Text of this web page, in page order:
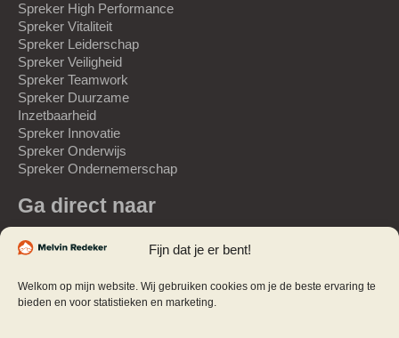
Fijn dat je er bent!
Welkom op mijn website. Wij gebruiken cookies om je de beste ervaring te
bieden en voor statistieken en marketing.
Spreker High Performance
Spreker Vitaliteit
Spreker Leiderschap
Spreker Veiligheid
Spreker Teamwork
Spreker Duurzame
Inzetbaarheid
Spreker Innovatie
Spreker Onderwijs
Spreker Ondernemerschap
Ga direct naar
Spreker
Gastspreker
Referenties